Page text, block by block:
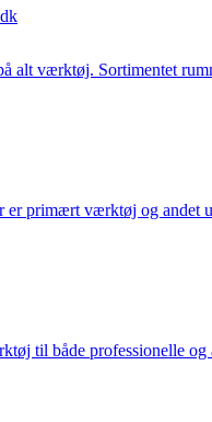
alt værktøj. Sortimentet
primært værktøj og andet
til både professionelle